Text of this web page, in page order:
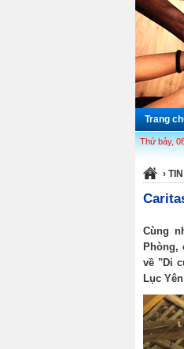
Trang
Thư viện
Thứ bảy,
›
Cùng
Phòng,
về "Di
Lục